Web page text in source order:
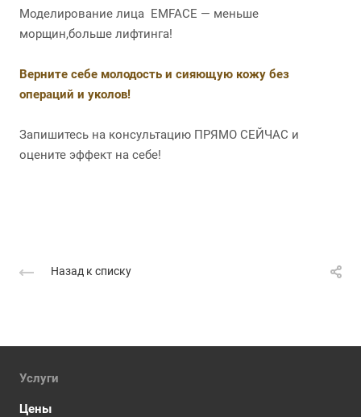
Моделирование лица EMFACE — меньше
морщин,больше лифтинга!
Верните себе молодость и сияющую кожу без
операций и уколов!
Запишитесь на консультацию ПРЯМО СЕЙЧАС и
оцените эффект на себе!
Назад к списку
Услуги
Цены